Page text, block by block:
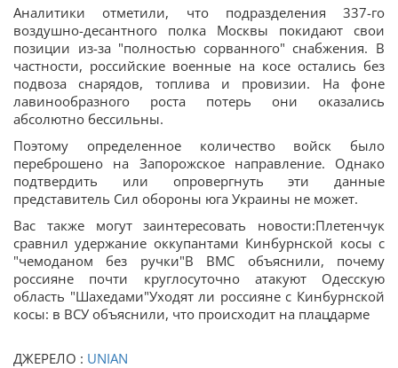
Аналитики отметили, что подразделения 337-го
воздушно-десантного полка Москвы покидают свои
позиции из-за "полностью сорванного" снабжения. В
частности, российские военные на косе остались без
подвоза снарядов, топлива и провизии. На фоне
лавинообразного роста потерь они оказались
абсолютно бессильны.
Поэтому определенное количество войск было
переброшено на Запорожское направление. Однако
подтвердить или опровергнуть эти данные
представитель Сил обороны юга Украины не может.
Вас также могут заинтересовать новости:Плетенчук
сравнил удержание оккупантами Кинбурнской косы с
"чемоданом без ручки"В ВМС объяснили, почему
россияне почти круглосуточно атакуют Одесскую
область "Шахедами"Уходят ли россияне с Кинбурнской
косы: в ВСУ объяснили, что происходит на плацдарме
ДЖЕРЕЛО : UNIAN